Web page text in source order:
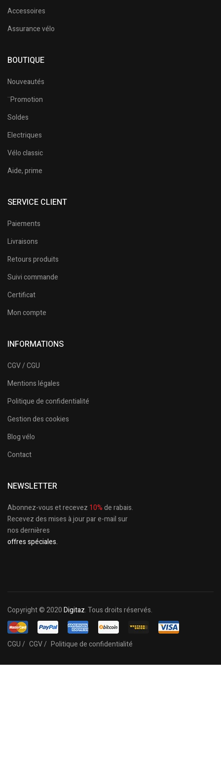
Accessoires
Assurance vélo
BOUTIQUE
Nouveautés
¨Promotion
Soldes
Electriques
Vélo classic
Aide, prime
SERVICE CLIENT
Paiements
Livraisons
Retours produits
Suivi commande
Certificat
Mon compte
INFORMATIONS
CGV / CGU
Mentions légales
Politique de confidentialité
Gestion des cookies
Blog vélo
Contact
NEWSLETTER
Abonnez-vous et recevez 10%de rabais.
Recevez des mises à jour par e-mail sur
nos dernières
offres spéciales.
Copyright © 2020Digitaz. Tous droits réservés.
CGU / CGV / Politique de confidentialité